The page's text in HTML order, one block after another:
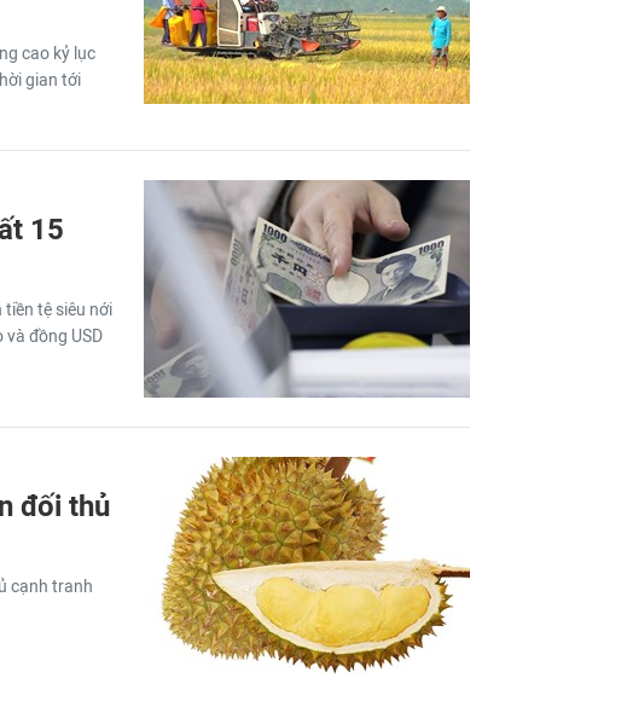
cao kỷ lục
gian tới
15
tệ siêu nới
đồng USD
đối thủ
cạnh tranh